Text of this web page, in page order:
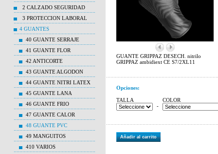
2 CALZADO SEGURIDAD
3 PROTECCION LABORAL
4 GUANTES
40 GUANTE SERRAJE
41 GUANTE FLOR
42 ANTICORTE
43 GUANTE ALGODON
44 GUANTE NITRI LATEX
45 GUANTE LANA
46 GUANTE FRIO
47 GUANTE CALOR
48 GUANTE PVC
49 MANGUITOS
410 VARIOS
GUANTE GRIPPAZ DESECH. nitrilo
GRIPPAZ ambidiext CE S7/2XL11
Opciones:
TALLA
COLOR
-
Añadir al carrito